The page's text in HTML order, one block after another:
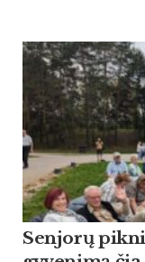
Sen­jorų